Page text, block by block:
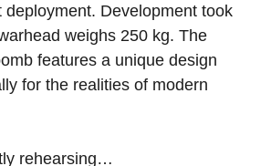
deployment. Development took
weighs 250 kg. The
features a unique design
for the realities of modern
rehearsing…